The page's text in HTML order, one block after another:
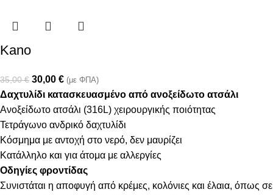
Kano
35,00€ 30,00 € (με ΦΠΑ)
Δαχτυλίδι κατασκευασμένο από ανοξείδωτο ατσάλι
Ανοξείδωτο ατσάλι (316L) χειρουργικής ποιότητας
Τετράγωνο ανδρικό δαχτυλίδι
Κόσμημα με αντοχή στο νερό, δεν μαυρίζει
Κατάλληλο και για άτομα με αλλεργίες
Οδηγίες φροντίδας
Συνιστάται η αποφυγή από κρέμες, κολόνιες και έλαια, όπως σε